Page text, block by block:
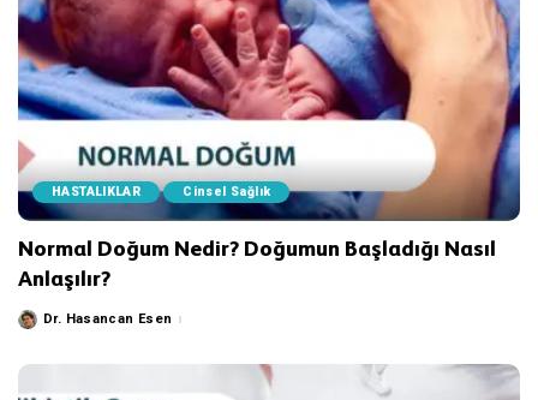
HASTALIKLAR Cinsel Sağlık
Normal Doğum Nedir? Doğumun Başladığı Nasıl
Anlaşılır?
PostedDr. Hasancan Esen